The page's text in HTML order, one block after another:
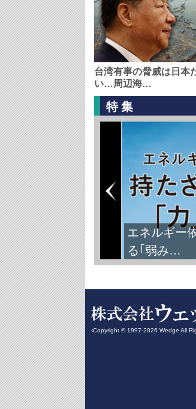
台湾有事の脅威は日本
い…周辺海…
特集
エネルギー
る｢弱み…
‹Copyright © 1997-2026 Wedge All